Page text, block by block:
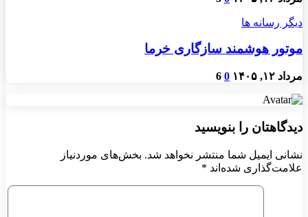
دیگر رسانه ها
موتور هوشمند سازگاری خرما
مرداد ۱۲, ۱۴۰۵ 0
6
دیدگاهتان را بنویسید
نشانی ایمیل شما منتشر نخواهد شد. بخش‌های موردنیاز
علامت‌گذاری شده‌اند *